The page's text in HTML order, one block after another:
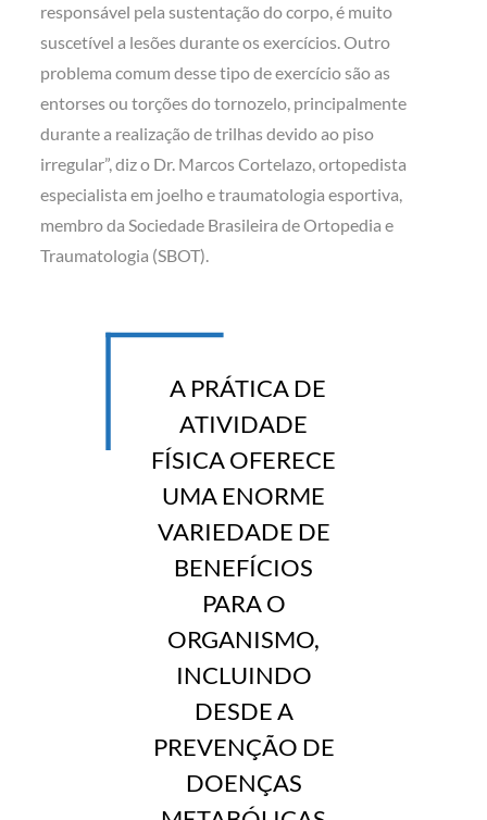
responsável pela sustentação do corpo, é muito
suscetível a lesões durante os exercícios. Outro
problema comum desse tipo de exercício são as
entorses ou torções do tornozelo, principalmente
durante a realização de trilhas devido ao piso
irregular”, diz o Dr. Marcos Cortelazo, ortopedista
especialista em joelho e traumatologia esportiva,
membro da Sociedade Brasileira de Ortopedia e
Traumatologia (SBOT).
A PRÁTICA DE
ATIVIDADE
FÍSICA OFERECE
UMA ENORME
VARIEDADE DE
BENEFÍCIOS
PARA O
ORGANISMO,
INCLUINDO
DESDE A
PREVENÇÃO DE
DOENÇAS